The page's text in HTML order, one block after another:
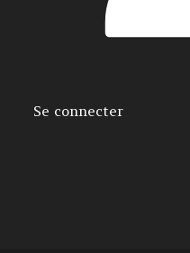
Se connecter